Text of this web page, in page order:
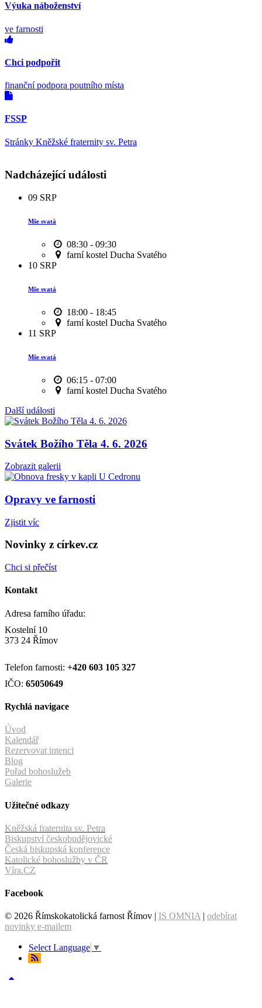
Výuka náboženství
ve farnosti
Chci podpořit
finanční podpora poutního místa
FSSP
Stránky Kněžské fraternity sv. Petra
Nadcházející události
09 SRP
Mše svatá
08:30 - 09:30
farní kostel Ducha Svatého
10 SRP
Mše svatá
18:00 - 18:45
farní kostel Ducha Svatého
11 SRP
Mše svatá
06:15 - 07:00
farní kostel Ducha Svatého
Další události
Svátek Božího Těla 4. 6. 2026
Zobrazit galerii
Opravy ve farnosti
Zjistit víc
Novinky z církev.cz
Chci si přečíst
Kontakt
Adresa farního úřadu:
Kostelní 10
373 24 Římov
Telefon farnosti: +420 603 105 327
IČO: 65050649
Rychlá navigace
Úvod
Kalendář
Rezervovat intenci
Blog
Pořad bohoslužeb
Galerie
Užitečné odkazy
Kněžská fraternita sv. Petra
Biskupství českobudějovické
Česká biskupská konference
Katolické bohoslužby v ČR
Víra.CZ
Facebook
© 2026 Římskokatolická farnost Římov | IS OMNIA | odebírat
novinky e-mailem
Select Language ▼